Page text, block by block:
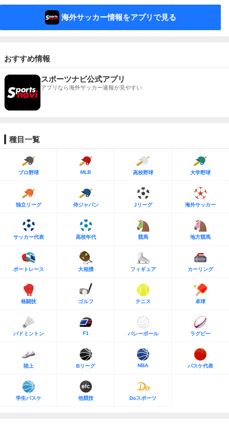
海外サッカー情報をアプリで見る
おすすめ情報
スポーツナビ公式アプリ
アプリなら海外サッカー速報が見やすい
種目一覧
プロ野球 MLB 高校野球 大学野球
独立リーグ 侍ジャパン Jリーグ 海外サッカー
サッカー代表 高校年代 競馬 地方競馬
ボートレース 大相撲 フィギュア カーリング
格闘技 ゴルフ テニス 卓球
バドミントン F1 バレーボール ラグビー
陸上 Bリーグ NBA バスケ代表
学生バスケ 他競技 Doスポーツ